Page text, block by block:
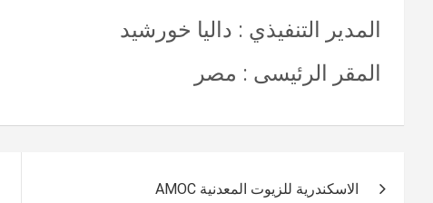
المدير التنفيذي : داليا خورشيد
المقر الرئيسى : مصر
الاسكندرية للزيوت المعدنية AMOC